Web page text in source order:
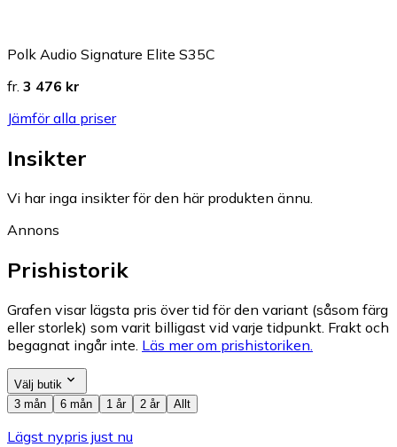
Polk Audio Signature Elite S35C
fr. 3 476 kr
Jämför alla priser
Insikter
Vi har inga insikter för den här produkten ännu.
Annons
Prishistorik
Grafen visar lägsta pris över tid för den variant (såsom färg
eller storlek) som varit billigast vid varje tidpunkt. Frakt och
begagnat ingår inte. Läs mer om prishistoriken.
Välj butik
3 mån
6 mån 1 år 2 år Allt
Lägst nypris just nu